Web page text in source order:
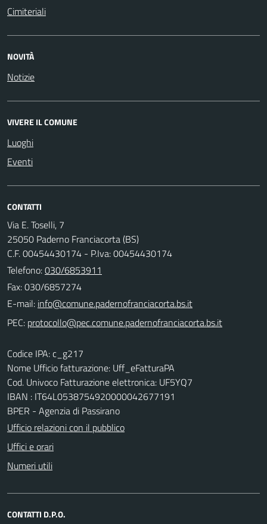
Cimiteriali
NOVITÀ
Notizie
VIVERE IL COMUNE
Luoghi
Eventi
CONTATTI
Via E. Toselli, 7
25050 Paderno Franciacorta (BS)
C.F. 00454430174 - P.Iva: 00454430174
Telefono:030/6853911
Fax: 030/6857274
E-mail:
PEC:
Codice IPA: c_g217
Nome Ufficio fatturazione: Uff_eFatturaPA
Cod. Univoco Fatturazione elettronica: UF5YQ7
IBAN : IT64L0538754920000042677191
BPER - Agenzia di Passirano
Ufficio relazioni con il pubblico
Uffici e orari
Numeri utili
CONTATTI D.P.O.